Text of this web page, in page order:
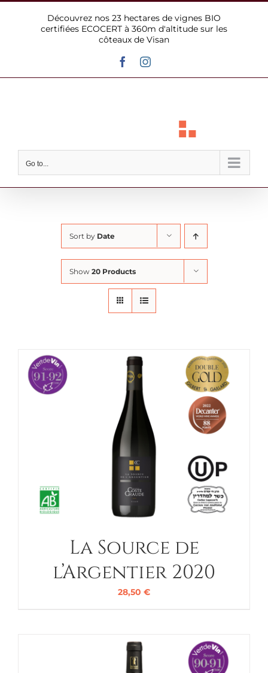
Découvrez nos 23 hectares de vignes BIO
certifiées ECOCERT à 360m d'altitude sur les
côteaux de Visan
FacebookInstagram
Go to...
Sort by Date
Show 20 Products
La Source de
l’Argentier 2020
28,50 €